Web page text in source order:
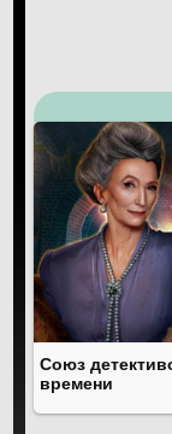
Союз
времени